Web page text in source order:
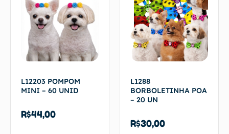
L12203 POMPOM
MINI – 60 UNID
R$44,00
L1288
BORBOLETINHA POA
– 20 UN
R$30,00